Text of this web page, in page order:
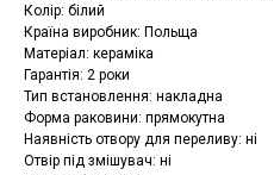
Колір: білий
Країна виробник: Польща
Матеріал: кераміка
Гарантія: 2 роки
Тип встановлення: накладна
Форма раковини: прямокутна
Наявність отвору для переливу: ні
Отвір під змішувач: ні